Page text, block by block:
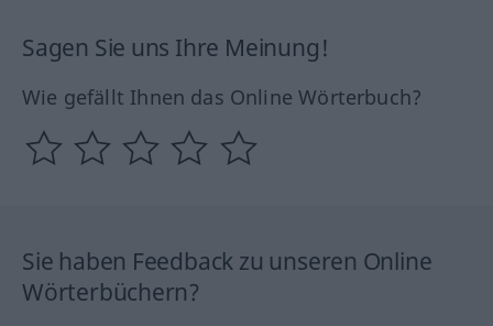
Sagen Sie uns Ihre Meinung!
Wie gefällt Ihnen das Online Wörterbuch?
Sie haben Feedback zu unseren Online
Wörterbüchern?